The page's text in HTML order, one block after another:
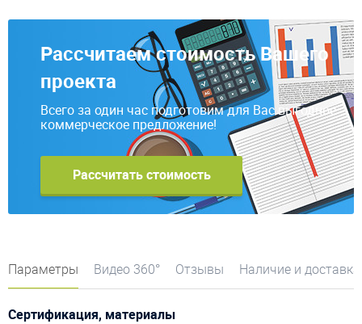
Рассчитаем стоимость Вашего
проекта
Всего за один час подготовим для Вас выгодное
коммерческое предложение!
Рассчитать стоимость
Параметры Видео 360° Отзывы Наличие и доставка
Сертификация, материалы